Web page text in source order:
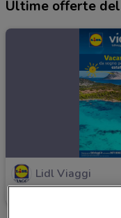
Ultime offerte
Lidl Viaggi